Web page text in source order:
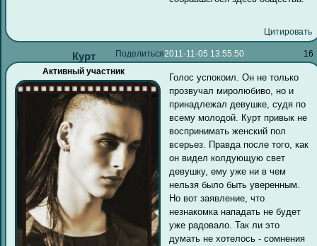
Цитировать
Поделиться 16
2011-11-05 13:55:50
Курт
Активный участник
Голос успокоил. Он не только
прозвучал миролюбиво, но и
принадлежал девушке, судя по
всему молодой. Курт привык не
воспринимать женский пол
всерьез. Правда после того, как
он видел колдующую свет
девушку, ему уже ни в чем
нельзя было быть уверенным.
Но вот заявление, что
незнакомка нападать не будет
уже радовало. Так ли это
думать не хотелось - сомнения